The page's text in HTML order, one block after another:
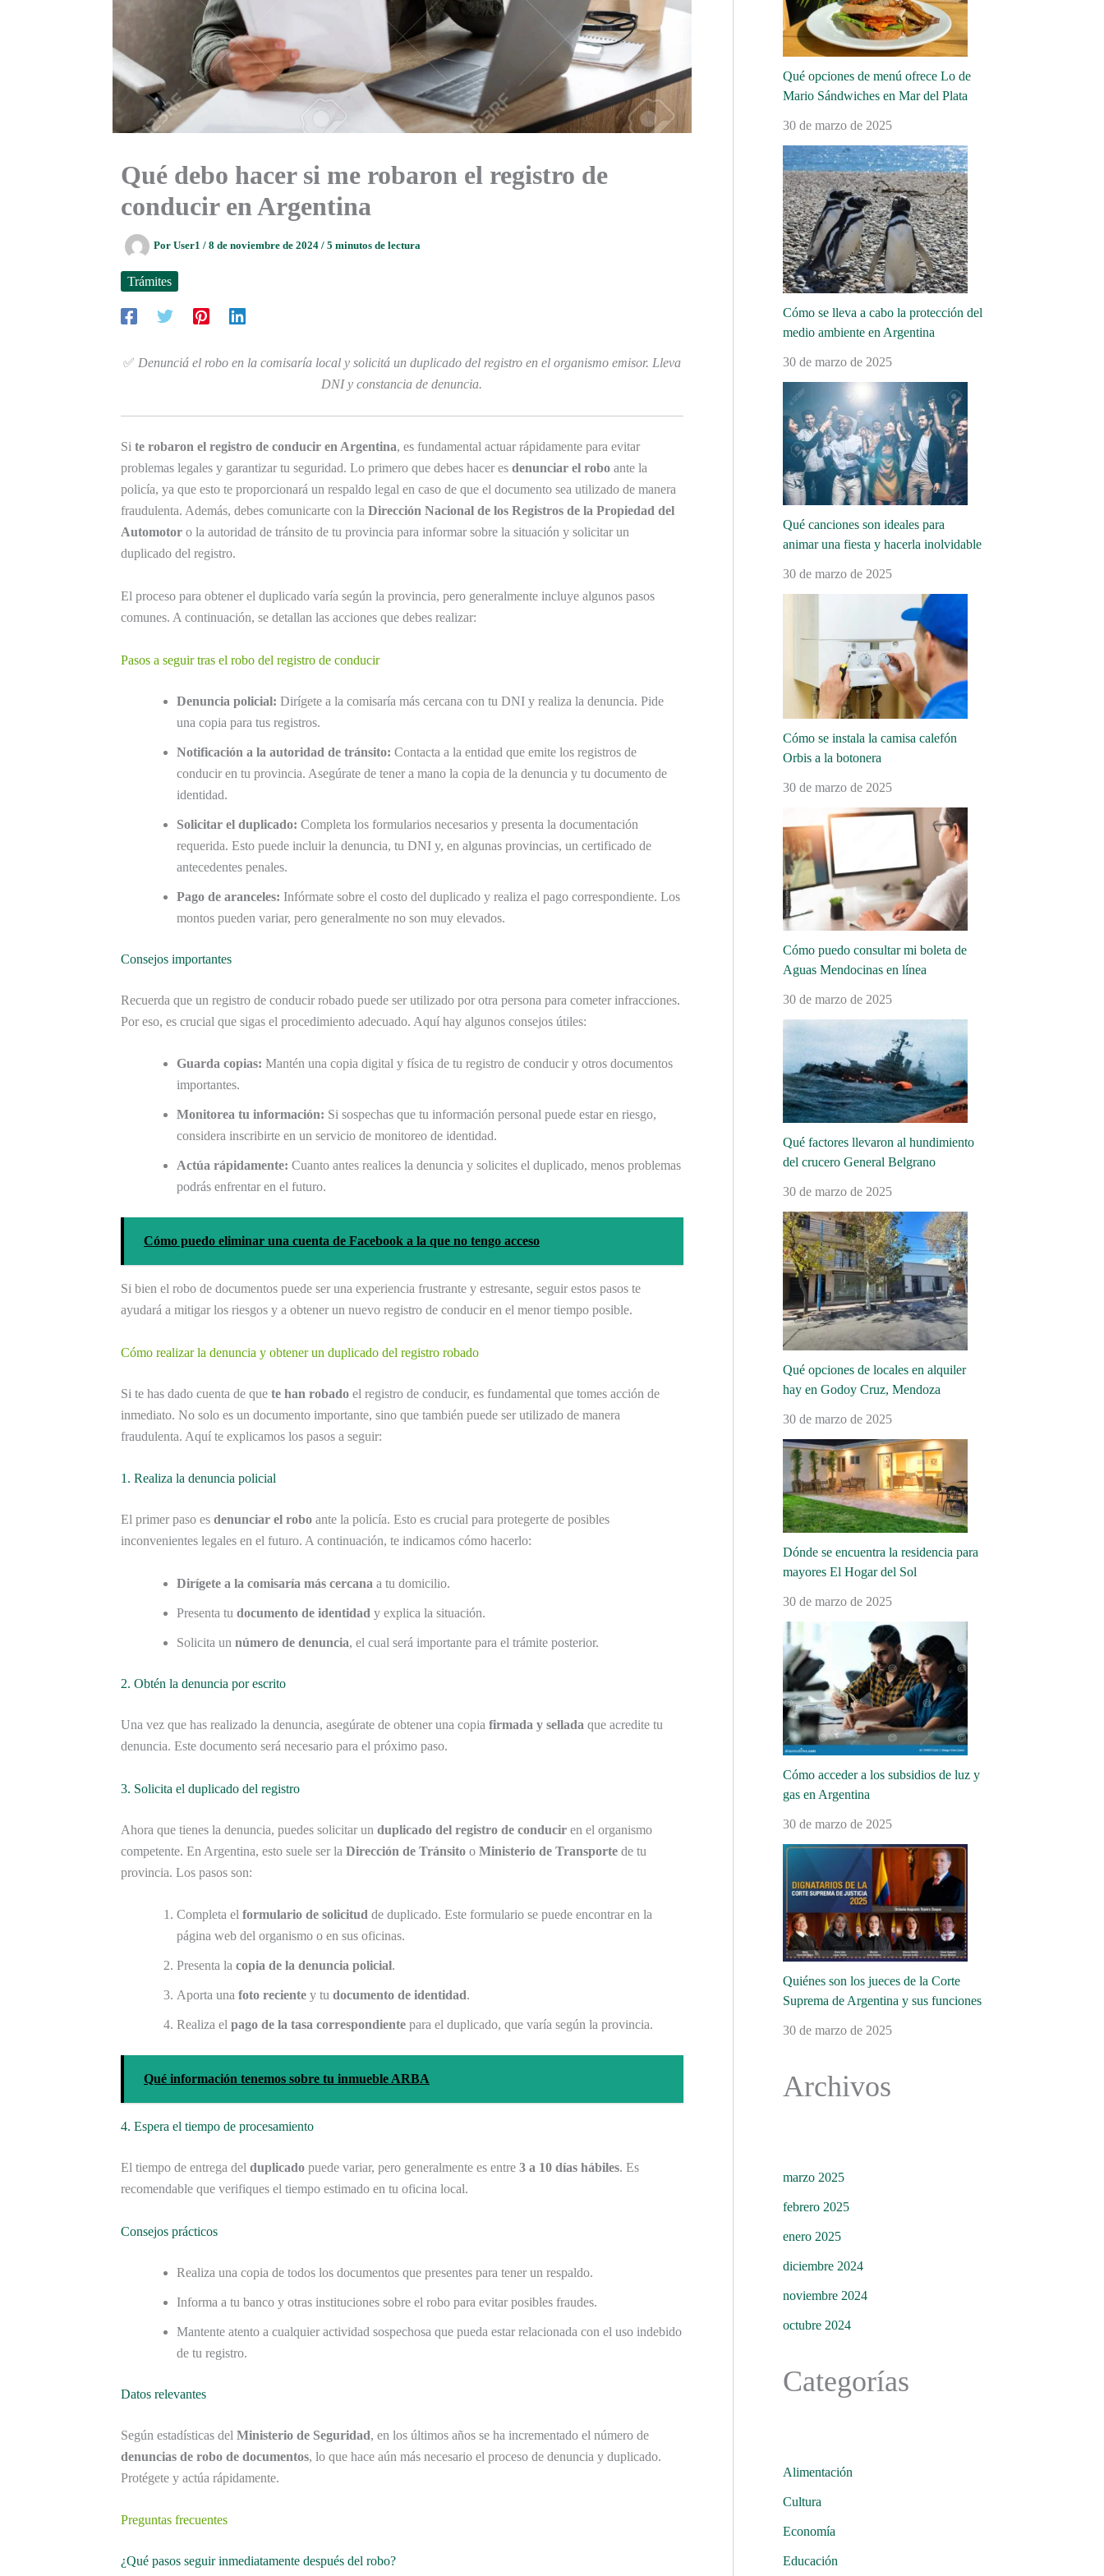
Qué debo hacer si me robaron el registro de
conducir en Argentina
Por User1 / 8 de noviembre de 2024 / 5 minutos de lectura
Trámites
✅ Denunciá el robo en la comisaría local y solicitá un duplicado del registro en el organismo emisor. Lleva
DNI y constancia de denuncia.
Si te robaron el registro de conducir en Argentina, es fundamental actuar rápidamente para evitar
problemas legales y garantizar tu seguridad. Lo primero que debes hacer es denunciar el robo ante la
policía, ya que esto te proporcionará un respaldo legal en caso de que el documento sea utilizado de manera
fraudulenta. Además, debes comunicarte con la Dirección Nacional de los Registros de la Propiedad del
Automotor o la autoridad de tránsito de tu provincia para informar sobre la situación y solicitar un
duplicado del registro.
El proceso para obtener el duplicado varía según la provincia, pero generalmente incluye algunos pasos
comunes. A continuación, se detallan las acciones que debes realizar:
Pasos a seguir tras el robo del registro de conducir
Denuncia policial: Dirígete a la comisaría más cercana con tu DNI y realiza la denuncia. Pide
una copia para tus registros.
Notificación a la autoridad de tránsito: Contacta a la entidad que emite los registros de
conducir en tu provincia. Asegúrate de tener a mano la copia de la denuncia y tu documento de
identidad.
Solicitar el duplicado: Completa los formularios necesarios y presenta la documentación
requerida. Esto puede incluir la denuncia, tu DNI y, en algunas provincias, un certificado de
antecedentes penales.
Pago de aranceles: Infórmate sobre el costo del duplicado y realiza el pago correspondiente. Los
montos pueden variar, pero generalmente no son muy elevados.
Consejos importantes
Recuerda que un registro de conducir robado puede ser utilizado por otra persona para cometer infracciones.
Por eso, es crucial que sigas el procedimiento adecuado. Aquí hay algunos consejos útiles:
Guarda copias: Mantén una copia digital y física de tu registro de conducir y otros documentos
importantes.
Monitorea tu información: Si sospechas que tu información personal puede estar en riesgo,
considera inscribirte en un servicio de monitoreo de identidad.
Actúa rápidamente: Cuanto antes realices la denuncia y solicites el duplicado, menos problemas
podrás enfrentar en el futuro.
Cómo puedo eliminar una cuenta de Facebook a la que no tengo acceso
Si bien el robo de documentos puede ser una experiencia frustrante y estresante, seguir estos pasos te
ayudará a mitigar los riesgos y a obtener un nuevo registro de conducir en el menor tiempo posible.
Cómo realizar la denuncia y obtener un duplicado del registro robado
Si te has dado cuenta de que te han robado el registro de conducir, es fundamental que tomes acción de
inmediato. No solo es un documento importante, sino que también puede ser utilizado de manera
fraudulenta. Aquí te explicamos los pasos a seguir:
1. Realiza la denuncia policial
El primer paso es denunciar el robo ante la policía. Esto es crucial para protegerte de posibles
inconvenientes legales en el futuro. A continuación, te indicamos cómo hacerlo:
Dirígete a la comisaría más cercana a tu domicilio.
Presenta tu documento de identidad y explica la situación.
Solicita un número de denuncia, el cual será importante para el trámite posterior.
2. Obtén la denuncia por escrito
Una vez que has realizado la denuncia, asegúrate de obtener una copia firmada y sellada que acredite tu
denuncia. Este documento será necesario para el próximo paso.
3. Solicita el duplicado del registro
Ahora que tienes la denuncia, puedes solicitar un duplicado del registro de conducir en el organismo
competente. En Argentina, esto suele ser la Dirección de Tránsito o Ministerio de Transporte de tu
provincia. Los pasos son:
Completa el formulario de solicitud de duplicado. Este formulario se puede encontrar en la
página web del organismo o en sus oficinas.
Presenta la copia de la denuncia policial.
Aporta una foto reciente y tu documento de identidad.
Realiza el pago de la tasa correspondiente para el duplicado, que varía según la provincia.
Qué información tenemos sobre tu inmueble ARBA
4. Espera el tiempo de procesamiento
El tiempo de entrega del duplicado puede variar, pero generalmente es entre 3 a 10 días hábiles. Es
recomendable que verifiques el tiempo estimado en tu oficina local.
Consejos prácticos
Realiza una copia de todos los documentos que presentes para tener un respaldo.
Informa a tu banco y otras instituciones sobre el robo para evitar posibles fraudes.
Mantente atento a cualquier actividad sospechosa que pueda estar relacionada con el uso indebido
de tu registro.
Datos relevantes
Según estadísticas del Ministerio de Seguridad, en los últimos años se ha incrementado el número de
denuncias de robo de documentos, lo que hace aún más necesario el proceso de denuncia y duplicado.
Protégete y actúa rápidamente.
Preguntas frecuentes
¿Qué pasos seguir inmediatamente después del robo?
Qué opciones de menú ofrece Lo de
Mario Sándwiches en Mar del Plata
30 de marzo de 2025
Cómo se lleva a cabo la protección del
medio ambiente en Argentina
30 de marzo de 2025
Qué canciones son ideales para
animar una fiesta y hacerla inolvidable
30 de marzo de 2025
Cómo se instala la camisa calefón
Orbis a la botonera
30 de marzo de 2025
Cómo puedo consultar mi boleta de
Aguas Mendocinas en línea
30 de marzo de 2025
Qué factores llevaron al hundimiento
del crucero General Belgrano
30 de marzo de 2025
Qué opciones de locales en alquiler
hay en Godoy Cruz, Mendoza
30 de marzo de 2025
Dónde se encuentra la residencia para
mayores El Hogar del Sol
30 de marzo de 2025
Cómo acceder a los subsidios de luz y
gas en Argentina
30 de marzo de 2025
Quiénes son los jueces de la Corte
Suprema de Argentina y sus funciones
30 de marzo de 2025
Archivos
marzo 2025
febrero 2025
enero 2025
diciembre 2024
noviembre 2024
octubre 2024
Categorías
Alimentación
Cultura
Economía
Educación